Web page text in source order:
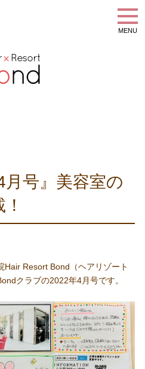
MENU
月号』美容室の
Hair Resort Bond（ヘアリゾート
クラブの2022年4月号です。